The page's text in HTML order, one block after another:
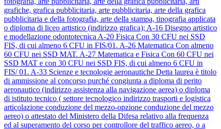
grafiche, grafica pubblicitaria, arte pubblicitaria, arte della grafica
pubblicitaria e della fotografia, arte della stampa, tipografia applicata
o diploma di liceo artistico (indirizzo grafica); A-16 Disegno artistico
e modellazione odontotecnica A-20 Fisica Con 30 CFU nei SSD
FIS, di cui almeno 6 CFU in FIS/01. A-26 Matematica Con almeno
60 CFU nei SSD MAT. A-27 Matematica e Fisica Con 60 CFU nei
SSD MAT e con 30 CFU nei SSD FIS, di cui almeno 6 CFU in
FIS/ 01. A-33 Scienze e tecnologie aeronautiche Detta laurea è titolo
di ammissione al concorso purché congiunta a diploma di perito
aeronautico (indirizzo assistenza alla navigazione aerea) o diploma
di istituto tecnico ( settore tecnologico indirizzo trasporti e logistica
articolazione conduzione del mezzo-opzione conduzione del mezzo
aereo) o attestato del Ministero della Difesa relativo alla frequenza
ed al superamento del corso per controllore del traffico aereo, o a